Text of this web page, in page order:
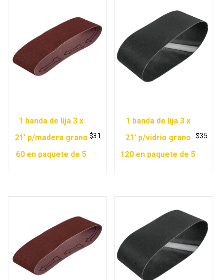
1 banda de lija 3 x
21′ p/madera grano
60 en paquete de 5
$31
1 banda de lija 3 x
21′ p/vidrio grano
120 en paquete de 5
$35